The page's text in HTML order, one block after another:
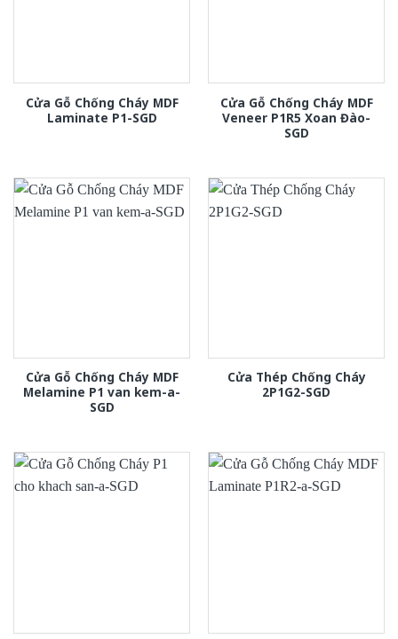
Cửa Gỗ Chống Cháy MDF
Laminate P1-SGD
Cửa Gỗ Chống Cháy MDF
Veneer P1R5 Xoan Đào-
SGD
Cửa Gỗ Chống Cháy MDF
Melamine P1 van kem-a-
SGD
Cửa Thép Chống Cháy
2P1G2-SGD